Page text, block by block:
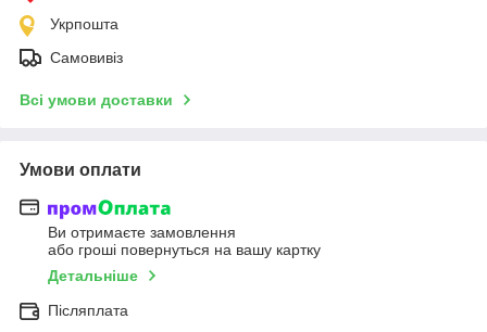
Укрпошта
Самовивіз
Всі умови доставки
Умови оплати
Ви отримаєте замовлення
або гроші повернуться на вашу картку
Детальніше
Післяплата